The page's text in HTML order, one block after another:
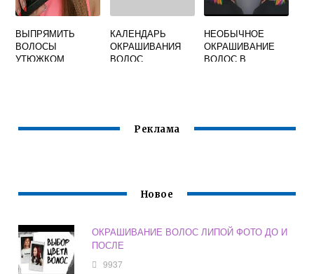
ВЫПРЯМИТЬ
ВОЛОСЫ
УТЮЖКОМ
КАЛЕНДАРЬ
ОКРАШИВАНИЯ
ВОЛОС
НЕОБЫЧНОЕ
ОКРАШИВАНИЕ
ВОЛОС В
Реклама
Новое
ОКРАШИВАНИЕ ВОЛОС ЛИПОЙ ФОТО ДО И
ПОСЛЕ
9937